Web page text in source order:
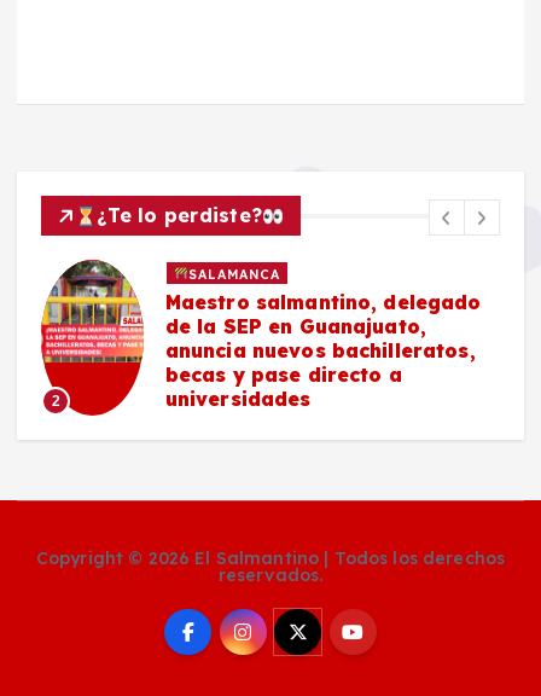
¿Te lo perdiste?
2
SALAMANCA
Maestro salmantino, delegado
de la SEP en Guanajuato,
anuncia nuevos bachilleratos,
becas y pase directo a
universidades
Copyright © 2026 El Salmantino | Todos los derechos
reservados.